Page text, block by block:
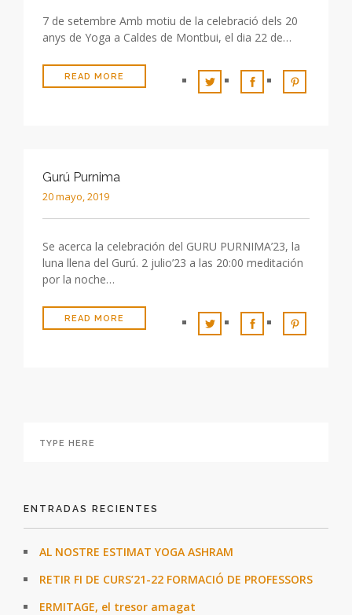
7 de setembre Amb motiu de la celebració dels 20
anys de Yoga a Caldes de Montbui, el dia 22 de…
READ MORE
Gurú Purnima
20 mayo, 2019
Se acerca la celebración del GURU PURNIMA’23, la
luna llena del Gurú. 2 julio’23 a las 20:00 meditación
por la noche…
READ MORE
ENTRADAS RECIENTES
AL NOSTRE ESTIMAT YOGA ASHRAM
RETIR FI DE CURS’21-22 FORMACIÓ DE PROFESSORS
ERMITAGE, el tresor amagat